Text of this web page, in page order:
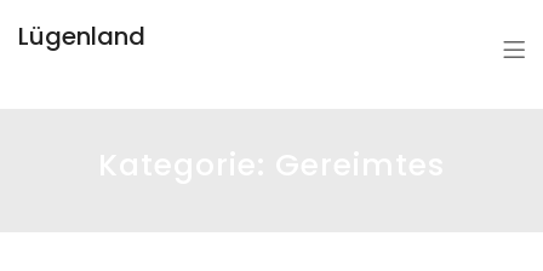
Lügenland